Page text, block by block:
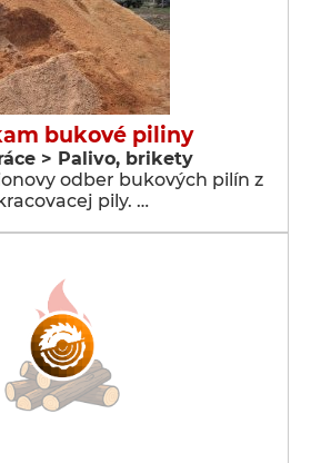
bukové piliny
> Palivo, brikety
odber bukových pilín z
pily. …